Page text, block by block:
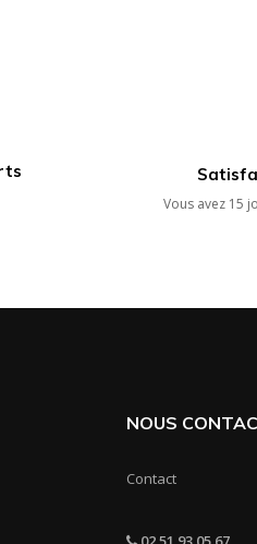
Vous avez 15
NOUS
Contact